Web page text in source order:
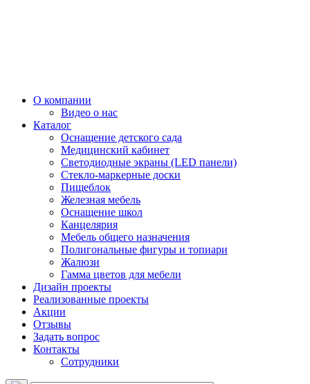
О компании
Видео о нас
Каталог
Оснащение детского сада
Медицинский кабинет
Светодиодные экраны (LED панели)
Стекло-маркерные доски
Пищеблок
Железная мебель
Оснащение школ
Канцелярия
Мебель общего назначения
Полигональные фигуры и топиари
Жалюзи
Гамма цветов для мебели
Дизайн проекты
Реализованные проекты
Акции
Отзывы
Задать вопрос
Контакты
Сотрудники